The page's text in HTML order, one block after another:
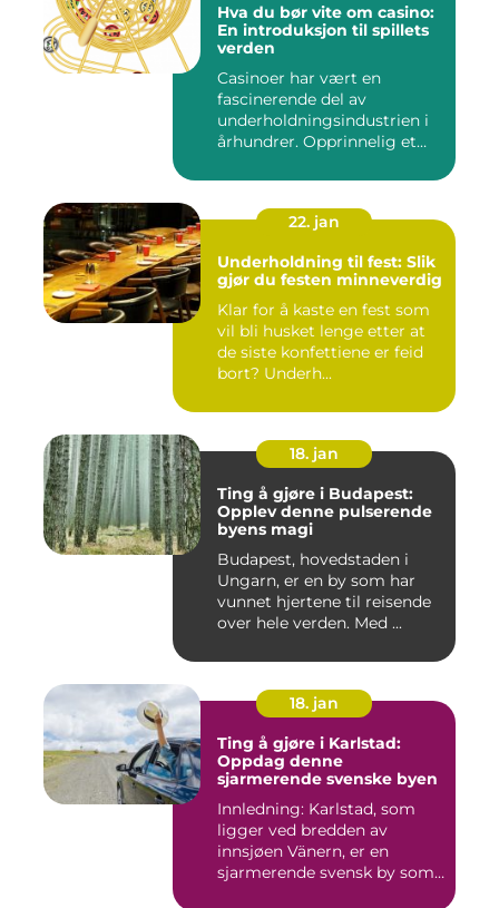
Hva du bør vite om casino:
En introduksjon til spillets
verden
Casinoer har vært en
fascinerende del av
underholdningsindustrien i
århundrer. Opprinnelig et
22. jan
Underholdning til fest: Slik
gjør du festen minneverdig
Klar for å kaste en fest som
vil bli husket lenge etter at
de siste konfettiene er feid
bort? Underh...
18. jan
Ting å gjøre i Budapest:
Opplev denne pulserende
byens magi
Budapest, hovedstaden i
Ungarn, er en by som har
vunnet hjertene til reisende
over hele verden. Med ...
18. jan
Ting å gjøre i Karlstad:
Oppdag denne
sjarmerende svenske byen
Innledning: Karlstad, som
ligger ved bredden av
innsjøen Vänern, er en
sjarmerende svensk by som